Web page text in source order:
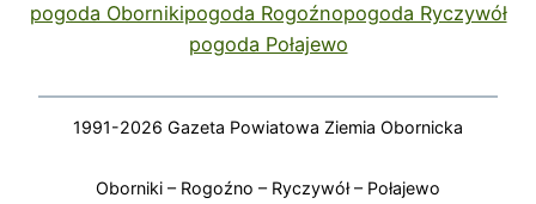
pogoda Obornikipogoda Rogoźnopogoda Ryczywół
pogoda Połajewo
1991-2026 Gazeta Powiatowa Ziemia Obornicka
Oborniki – Rogoźno – Ryczywół – Połajewo